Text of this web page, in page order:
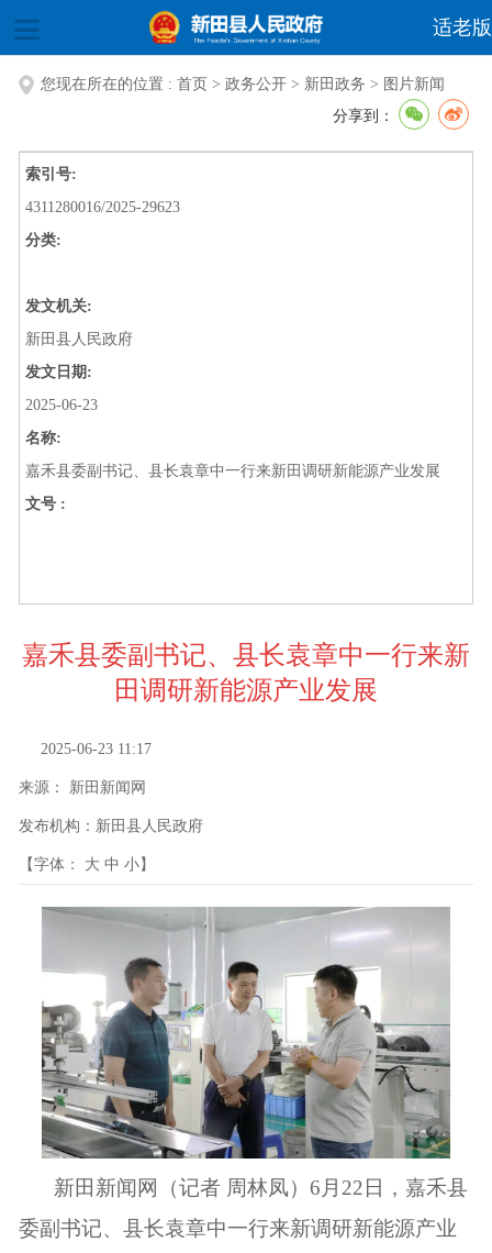
适老版
您现在所在的位置 : 首页 > 政务公开 > 新田政务 > 图片新闻
分享到：
索引号:
4311280016/2025-29623
分类:
发文机关:
新田县人民政府
发文日期:
2025-06-23
名称:
嘉禾县委副书记、县长袁章中一行来新田调研新能源产业发展
文号 :
嘉禾县委副书记、县长袁章中一行来新
田调研新能源产业发展
2025-06-23 11:17
来源： 新田新闻网
发布机构： 新田县人民政府
【字体： 大 中 小】
新田新闻网（记者 周林凤）6月22日，嘉禾县
委副书记、县长袁章中一行来新调研新能源产业